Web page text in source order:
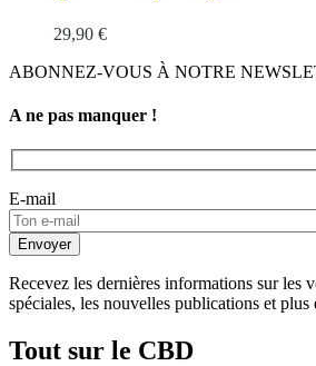
29,90 €
ABONNEZ-VOUS À NOTRE
A ne pas manquer !
E-mail
Recevez les dernières informations sur les
spéciales, les nouvelles publications et
Tout sur le CBD